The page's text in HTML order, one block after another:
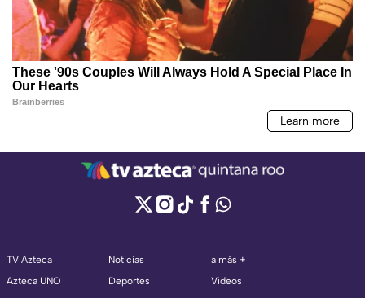
TV Azteca
Azteca UNO
Noticias
Deportes
a más +
Videos